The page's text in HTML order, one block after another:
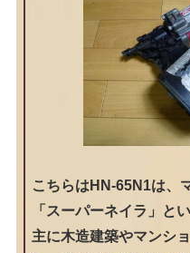
こちらはHN-65N1は、
「スーパーネイラ」と
主に木造建築やマンシ